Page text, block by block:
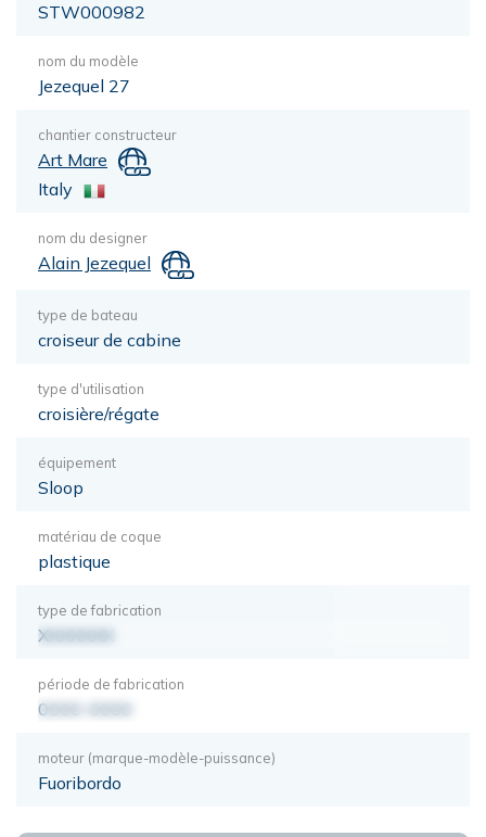
STW000982
nom du modèle
Jezequel 27
chantier constructeur
Art Mare
Italy
nom du designer
Alain Jezequel
type de bateau
croiseur de cabine
type d'utilisation
croisière/régate
équipement
Sloop
matériau de coque
plastique
type de fabrication
XXXXXXX
période de fabrication
0000-0000
moteur (marque-modèle-puissance)
Fuoribordo